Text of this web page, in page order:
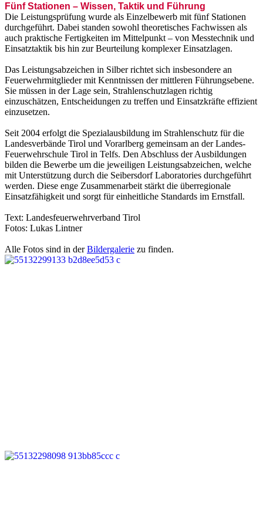
Fünf Stationen – Wissen, Taktik und Führung
Die Leistungsprüfung wurde als Einzelbewerb mit fünf Stationen
durchgeführt. Dabei standen sowohl theoretisches Fachwissen als
auch praktische Fertigkeiten im Mittelpunkt – von Messtechnik und
Einsatztaktik bis hin zur Beurteilung komplexer Einsatzlagen.
Das Leistungsabzeichen in Silber richtet sich insbesondere an
Feuerwehrmitglieder mit Kenntnissen der mittleren Führungsebene.
Sie müssen in der Lage sein, Strahlenschutzlagen richtig
einzuschätzen, Entscheidungen zu treffen und Einsatzkräfte effizient
einzusetzen.
Seit 2004 erfolgt die Spezialausbildung im Strahlenschutz für die
Landesverbände Tirol und Vorarlberg gemeinsam an der Landes-
Feuerwehrschule Tirol in Telfs. Den Abschluss der Ausbildungen
bilden die Bewerbe um die jeweiligen Leistungsabzeichen, welche
mit Unterstützung durch die Seibersdorf Laboratories durchgeführt
werden. Diese enge Zusammenarbeit stärkt die überregionale
Einsatzfähigkeit und sorgt für einheitliche Standards im Ernstfall.
Text: Landesfeuerwehrverband Tirol
Fotos: Lukas Lintner
Alle Fotos sind in derBildergalerie zu finden.